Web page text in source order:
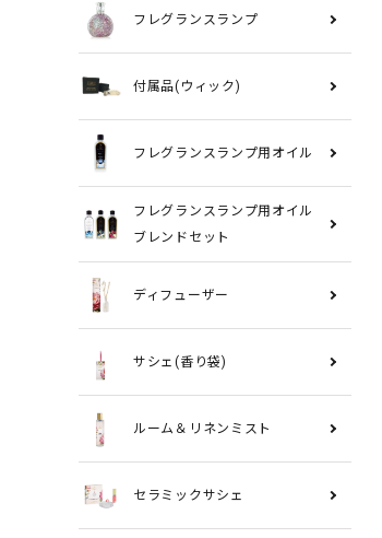
フレグランスランプ
付属品(ウィック)
フレグランスランプ用オイル
フレグランスランプ用オイル
ブレンドセット
ディフューザー
サシェ(香り袋)
ルーム＆リネンミスト
セラミックサシェ